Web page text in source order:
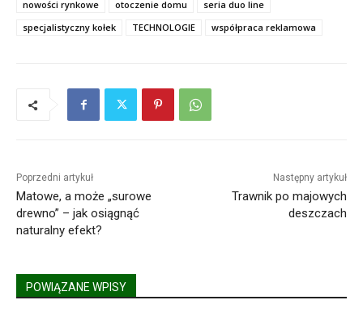
nowości rynkowe otoczenie domu
seria duo line
specjalistyczny kołek
TECHNOLOGIE współpraca reklamowa
Poprzedni artykuł
Matowe, a może „surowe
drewno” – jak osiągnąć
naturalny efekt?
Następny artykuł
Trawnik po majowych
deszczach
POWIĄZANE WPISY